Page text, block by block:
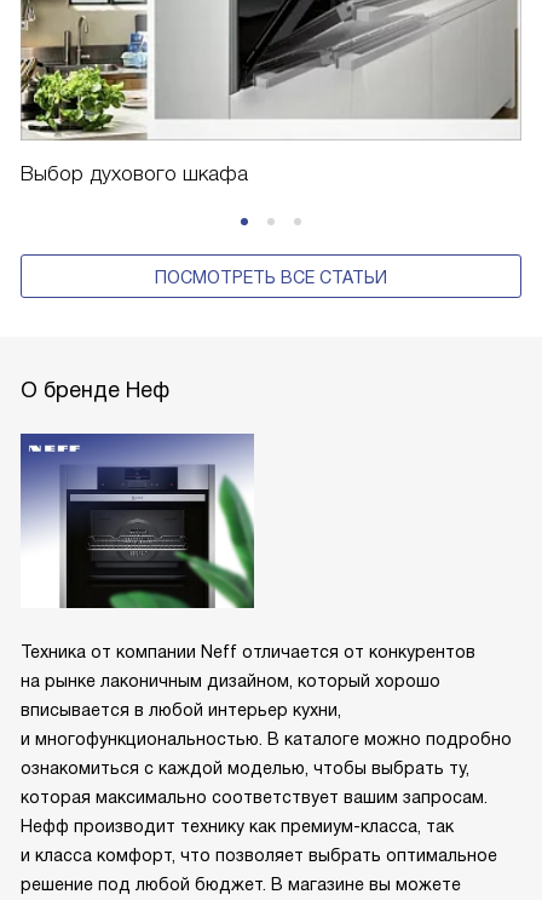
Выбор духового шкафа
ПОСМОТРЕТЬ ВСЕ СТАТЬИ
О бренде Неф
Техника от компании Neff отличается от конкурентов
на рынке лаконичным дизайном, который хорошо
вписывается в любой интерьер кухни,
и многофункциональностью. В каталоге можно подробно
ознакомиться с каждой моделью, чтобы выбрать ту,
которая максимально соответствует вашим запросам.
Нефф производит технику как премиум-класса, так
и класса комфорт, что позволяет выбрать оптимальное
решение под любой бюджет. В магазине вы можете